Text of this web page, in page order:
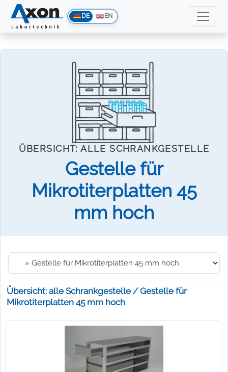
DE EN
ÜBERSICHT: ALLE SCHRANKGESTELLE
Gestelle für
Mikrotiterplatten 45
mm hoch
Übersicht: alle Schrankgestelle / Gestelle für
Mikrotiterplatten 45 mm hoch